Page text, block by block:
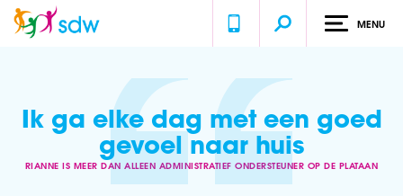
MENU
Ik ga elke dag met een goed
gevoel naar huis
RIANNE IS MEER DAN ALLEEN ADMINISTRATIEF ONDERSTEUNER OP DE PLATAAN